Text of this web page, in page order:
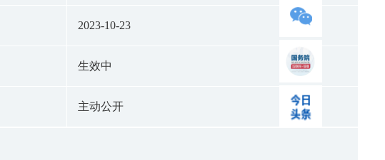
2023-10-23
生效中
主动公开